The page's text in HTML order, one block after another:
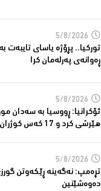
5/8/2026
توركیا.. پڕۆژه‌ یاسای
ڕه‌وانه‌ی په‌رله‌مان كرا
5/8/2026
ئۆكرانیا: ڕووسیا به‌ سه‌دان
هێرشی كرد و 17 كه‌س كوژران
5/8/2026
تڕه‌مپ: نه‌گه‌ینه‌ ڕێكه‌وتن
ده‌وه‌شێنین